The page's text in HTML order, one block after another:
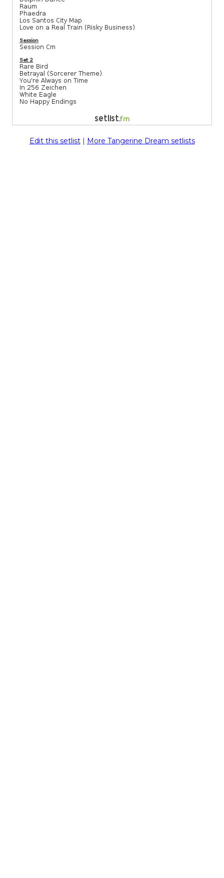
Edit this setlist| More Tangerine Dream setlists